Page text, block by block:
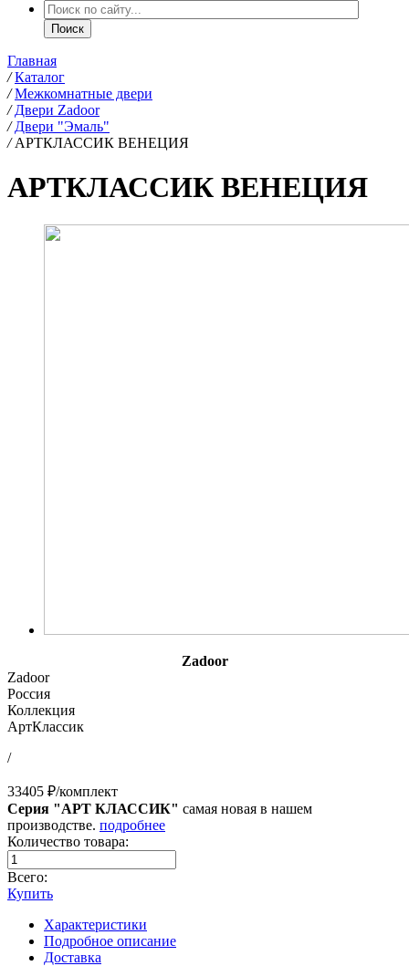
Главная
/ Каталог
/ Межкомнатные двери
/ Двери Zadoor
/ Двери "Эмаль"
/ АРТКЛАССИК ВЕНЕЦИЯ
АРТКЛАССИК ВЕНЕЦИЯ
Zadoor
Zadoor
Россия
Коллекция
АртКлассик
/
33405 ₽/комплект
Серия "АРТ КЛАССИК" самая новая в нашем
производстве. подробнее
Количество товара:
Всего:
Купить
Характеристики
Подробное описание
Доставка